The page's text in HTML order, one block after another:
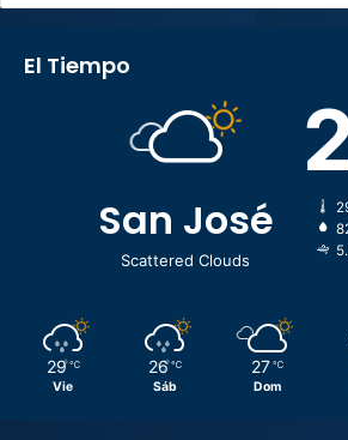
El Tiempo
San José
Scattered Clouds
29 ℃
Vie
26 ℃
Sáb
27 ℃
Dom